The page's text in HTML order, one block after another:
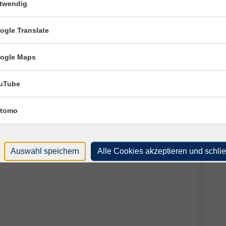
und dem Drittlandsgebiet
des Anlage- und Umlaufvermögens
Translate
Maps
Auswahl speichern Alle Cookies akzeptieren und